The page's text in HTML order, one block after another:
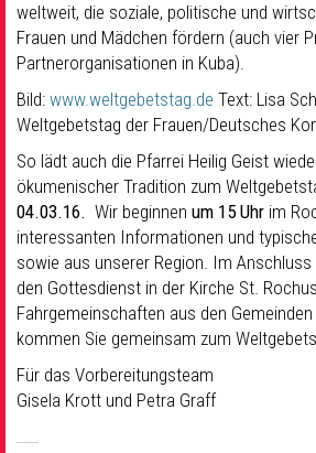
weltweit, die soziale, politische und
Frauen und Mädchen fördern (auch vier
Partnerorganisationen in Kuba).
Bild: www.weltgebetstag.de Text: Lisa
Weltgebetstag der Frauen/Deutsches
So lädt auch die Pfarrei Heilig Geist
ökumenischer Tradition zum
04.03.16. Wir beginnen um 15 Uhr im
interessanten Informationen und
sowie aus unserer Region. Im
den Gottesdienst in der Kirche St.
Fahrgemeinschaften aus den
kommen Sie gemeinsam zum
Für das Vorbereitungsteam
Gisela Krott und Petra Graff